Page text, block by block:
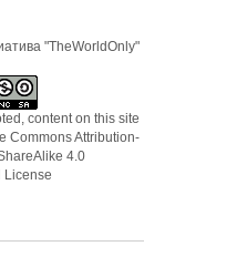
"TheWorldOnly"
content on this site
Commons Attribution-
4.0
License